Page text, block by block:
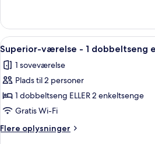
enkeltsenge
dobbeltværelse
1
dobbeltseng
eller
2
Indlæs
alle
billeder
af
Superior-
værelse
-
1
7
Superior-værelse - 1 dobbeltseng
1 soveværelse
Plads til 2 personer
1 dobbeltseng ELLER 2 enkeltsenge
Gratis Wi-Fi
Flere oplysninger
Flere